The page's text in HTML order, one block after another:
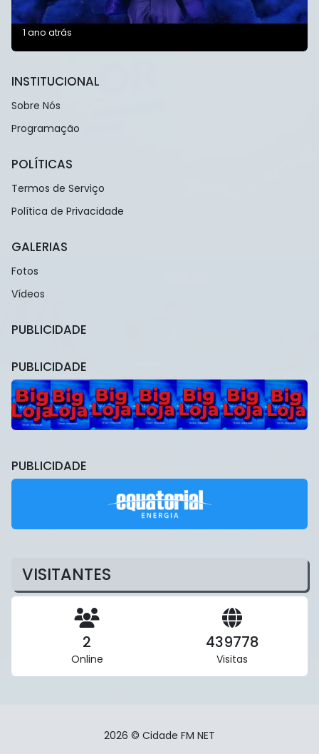
1 ano atrás
INSTITUCIONAL
Sobre Nós
Programação
POLÍTICAS
Termos de Serviço
Política de Privacidade
GALERIAS
Fotos
Vídeos
PUBLICIDADE
PUBLICIDADE
PUBLICIDADE
VISITANTES
2
Online
439778
Visitas
2026 © Cidade FM NET